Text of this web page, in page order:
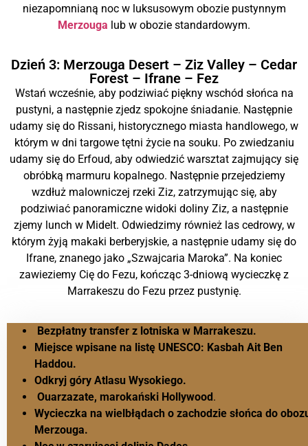
niezapomnianą noc w luksusowym obozie pustynnym
Merzouga lub w obozie standardowym.
Dzień 3: Merzouga Desert – Ziz Valley – Cedar
Forest – Ifrane – Fez
Wstań wcześnie, aby podziwiać piękny wschód słońca na
pustyni, a następnie zjedz spokojne śniadanie. Następnie
udamy się do Rissani, historycznego miasta handlowego, w
którym w dni targowe tętni życie na souku. Po zwiedzaniu
udamy się do Erfoud, aby odwiedzić warsztat zajmujący się
obróbką marmuru kopalnego. Następnie przejedziemy
wzdłuż malowniczej rzeki Ziz, zatrzymując się, aby
podziwiać panoramiczne widoki doliny Ziz, a następnie
zjemy lunch w Midelt. Odwiedzimy również las cedrowy, w
którym żyją makaki berberyjskie, a następnie udamy się do
Ifrane, znanego jako „Szwajcaria Maroka”. Na koniec
zawieziemy Cię do Fezu, kończąc 3-dniową wycieczkę z
Marrakeszu do Fezu przez pustynię.
Bezpłatny transfer z lotniska w Marrakeszu.
Miejsce wpisane na listę UNESCO: Kasbah Ait Ben
Haddou.
Odkryj góry Atlasu Wysokiego.
Ouarzazate, marokański Hollywood.
Wycieczka na wielbłądach o zachodzie słońca do
Merzouga.